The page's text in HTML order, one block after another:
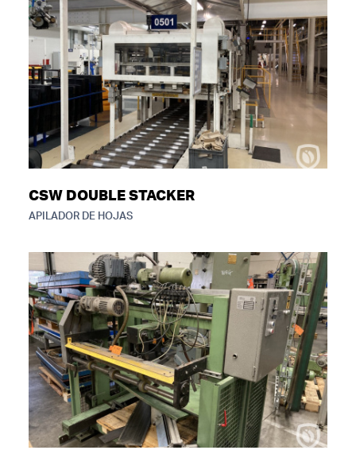
CSW DOUBLE STACKER
APILADOR DE HOJAS